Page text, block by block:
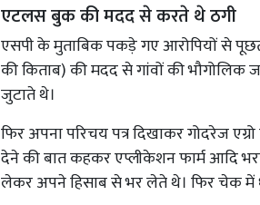
एटलस बुक की मदद से करते थे ठगी
एसपी के मुताबिक पकड़े गए आरोपियों से
की किताब) की मदद से गांवों की भौगोलिक
जुटाते थे।
फिर अपना परिचय पत्र दिखाकर गोदरेज
देने की बात कहकर एप्लीकेशन फार्म आदि
लेकर अपने हिसाब से भर लेते थे। फिर चेक